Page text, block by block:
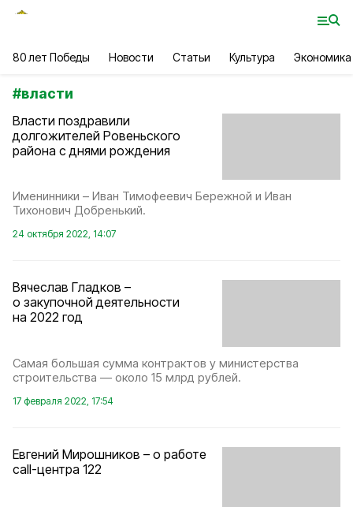
80 лет Победы Новости Статьи Культура Экономика
#власти
Власти поздравили
долгожителей Ровеньского
района с днями рождения
Именинники – Иван Тимофеевич Бережной и Иван
Тихонович Добренький.
24 октября 2022, 14:07
Вячеслав Гладков –
о закупочной деятельности
на 2022 год
Самая большая сумма контрактов у министерства
строительства — около 15 млрд рублей.
17 февраля 2022, 17:54
Евгений Мирошников – о работе
call-центра 122